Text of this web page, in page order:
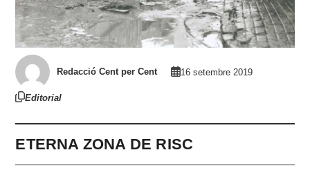
Redacció Cent per Cent 16 setembre 2019
Editorial
ETERNA ZONA DE RISC